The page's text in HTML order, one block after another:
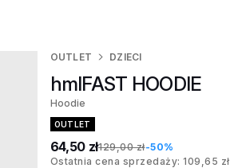
OUTLET DZIECI
hmlFAST HOODIE
Hoodie
OUTLET
64,50 zł129,00 zł-50%
Ostatnia cena sprzedaży: 109,65 zł